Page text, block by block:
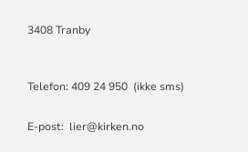
3408 Tranby
Telefon: 409 24 950 (ikke sms)
E-post: lier@kirken.no